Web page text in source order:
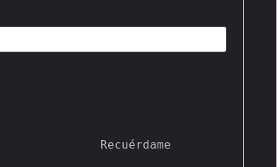
Recuérdame